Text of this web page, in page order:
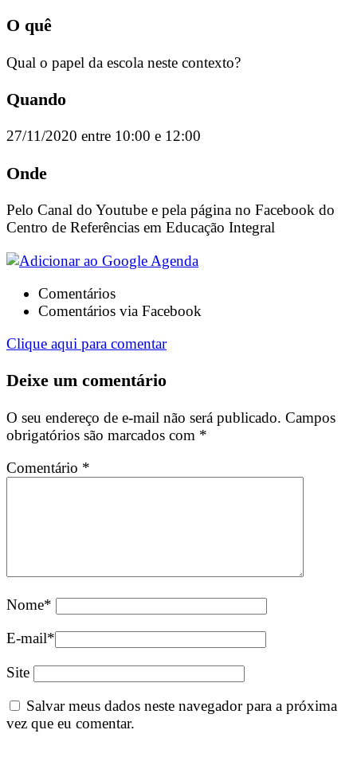
O quê
Qual o papel da escola neste contexto?
Quando
27/11/2020 entre 10:00 e 12:00
Onde
Pelo Canal do Youtube e pela página no Facebook do
Centro de Referências em Educação Integral
Comentários
Comentários via Facebook
Clique aqui para comentar
Deixe um comentário
O seu endereço de e-mail não será publicado. Campos
obrigatórios são marcados com *
Comentário *
Nome*
E-mail*
Site
Salvar meus dados neste navegador para a próxima
vez que eu comentar.